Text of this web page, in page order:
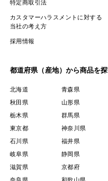
特定商取引法
カスタマーハラスメントに対する
当社の考え方
採用情報
都道府県（産地）から商品を
北海道 青森県
秋田県
山形県
栃木県
群馬県
東京都
神奈川県
石川県
福井県
岐阜県
静岡県
滋賀県
京都府